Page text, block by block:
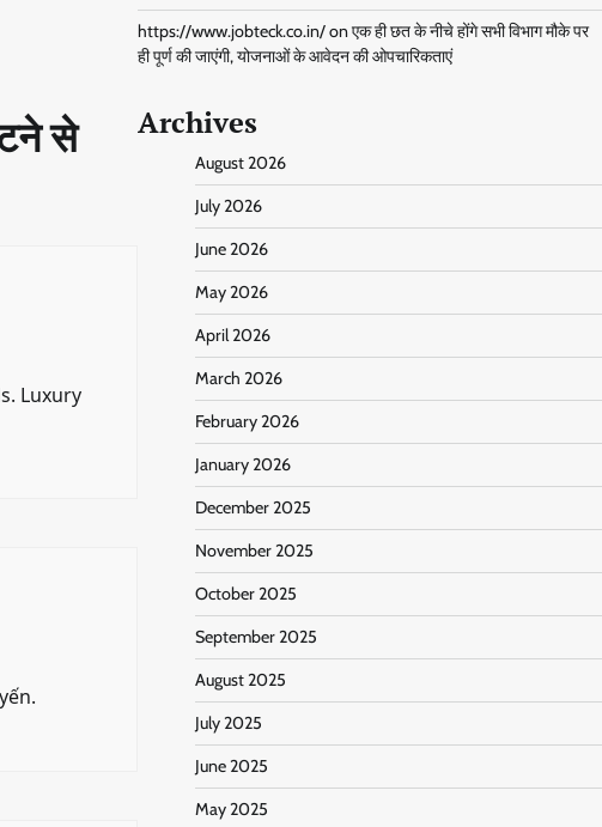
से
Luxury
https://www.jobteck.co.in/onएक ही छत के नीचे होंगे सभी विभाग मौके पर
ही पूर्ण की जाएंगी, योजनाओं के आवेदन की ओपचारिकताएं
Archives
August 2026
July 2026
June 2026
May 2026
April 2026
March 2026
February 2026
January 2026
December 2025
November 2025
October 2025
September 2025
August 2025
July 2025
June 2025
May 2025